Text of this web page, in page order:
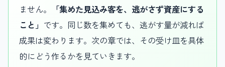
ません。
「集めた見込み客を、逃がさず資産にする
こと」 です。同じ数を集めても、逃がす量が減れば
成果は変わります。次の章では、その受け皿を具体
的にどう作るかを見ていきます。